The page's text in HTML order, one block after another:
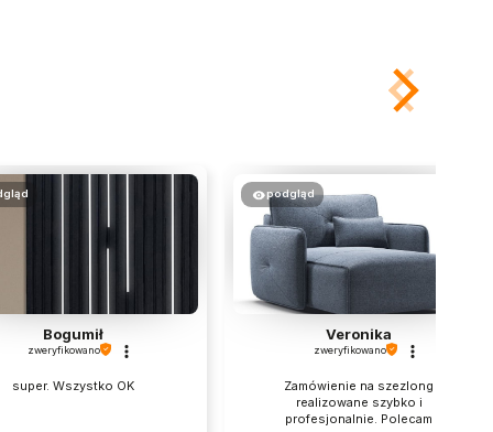
Bogumił
zweryfikowano
super. Wszystko OK
podgląd
Veronika
zweryfikowano
Zamówienie na szezlong
realizowane szybko i
profesjonalnie. Polecam